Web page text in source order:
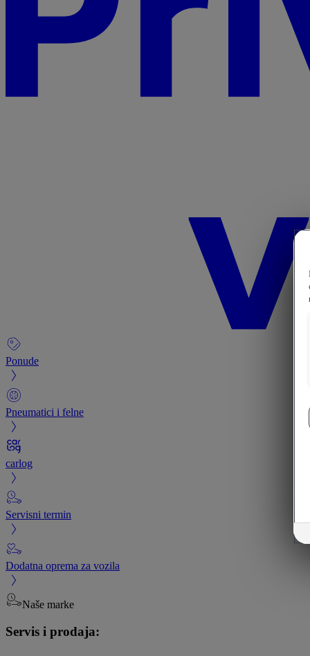
Ponude
Pneumatici i felne
carlog
Servisni termin
Dodatna oprema za vozila
Naše marke
Servis i prodaja: